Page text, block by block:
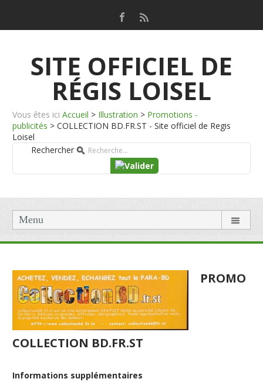
SITE OFFICIEL DE
RÉGIS LOISEL
Vous êtes ici Accueil > Illustration > Promotions -
publicités > COLLECTION BD.FR.ST - Site officiel de Regis
Loisel
Rechercher
Menu
PROMO
COLLECTION BD.FR.ST
Informations supplémentaires